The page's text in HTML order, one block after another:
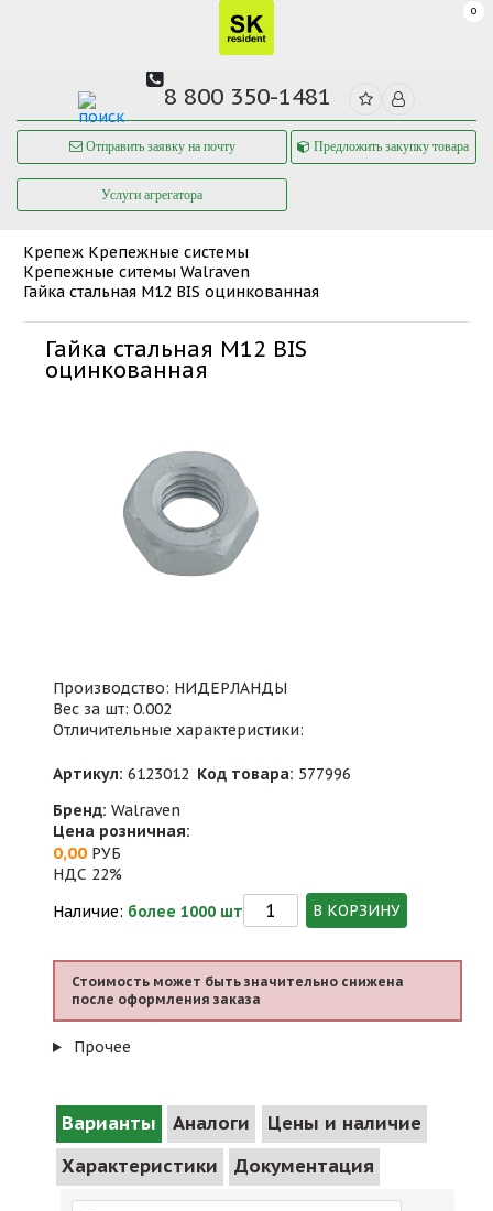
0
8 800 350-1481
Отправить заявку на почту Предложить закупку товара
Услуги агрегатора
Крепеж Крепежные системы
Крепежные ситемы Walraven
Гайка стальная M12 BIS оцинкованная
Гайка стальная M12 BIS
оцинкованная
Производство: НИДЕРЛАНДЫ
Вес за шт: 0.002
Отличительные характеристики:
Артикул: 6123012 Код товара: 577996
Бренд: Walraven
Цена розничная:
0,00 РУБ
НДС 22%
Наличие: более 1000 шт В КОРЗИНУ
Стоимость может быть значительно снижена
после оформления заказа
Прочее
Варианты Аналоги
Цены и наличие
Характеристики
Документация